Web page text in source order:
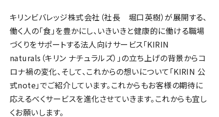
キリンビバレッジ株式会社（社長 堀口英樹）が展開する、
働く人の「食」を豊かにし、いきいきと健康的に働ける職場
づくりをサポートする法人向けサービス「KIRIN
naturals（キリン ナチュラルズ）」の立ち上げの背景からコ
ロナ禍の変化、そして、これからの想いについて「KIRIN 公
式note」でご紹介しています。これからもお客様の期待に
応えるべくサービスを進化させていきます。これからも宜し
くお願いします。